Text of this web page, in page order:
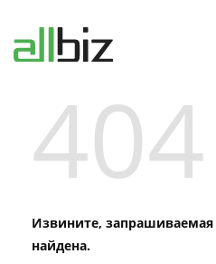
404
Извините,
найдена.